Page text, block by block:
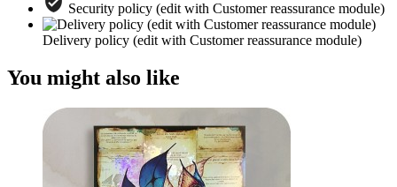
Security policy (edit with Customer reassurance module)
Delivery policy (edit with Customer reassurance module)
You might also like